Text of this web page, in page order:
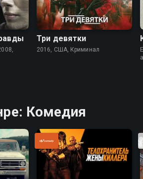
Три девятки
2016, США, Криминал
Комедия